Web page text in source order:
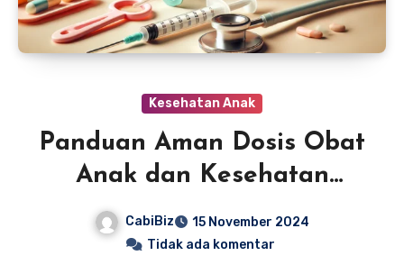
Kesehatan Anak
Panduan Aman Dosis Obat
Anak dan Kesehatan
CabiBiz
15 November 2024
Tidak ada komentar